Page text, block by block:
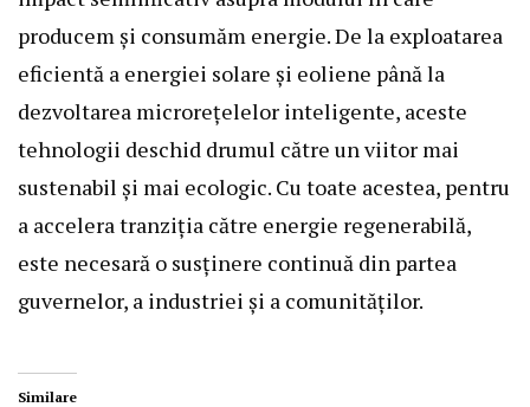
producem și consumăm energie. De la exploatarea
eficientă a energiei solare și eoliene până la
dezvoltarea microrețelelor inteligente, aceste
tehnologii deschid drumul către un viitor mai
sustenabil și mai ecologic. Cu toate acestea, pentru
a accelera tranziția către energie regenerabilă,
este necesară o susținere continuă din partea
guvernelor, a industriei și a comunităților.
Similare